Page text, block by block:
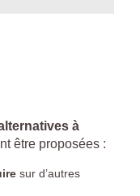
à
être proposées :
sur d’autres